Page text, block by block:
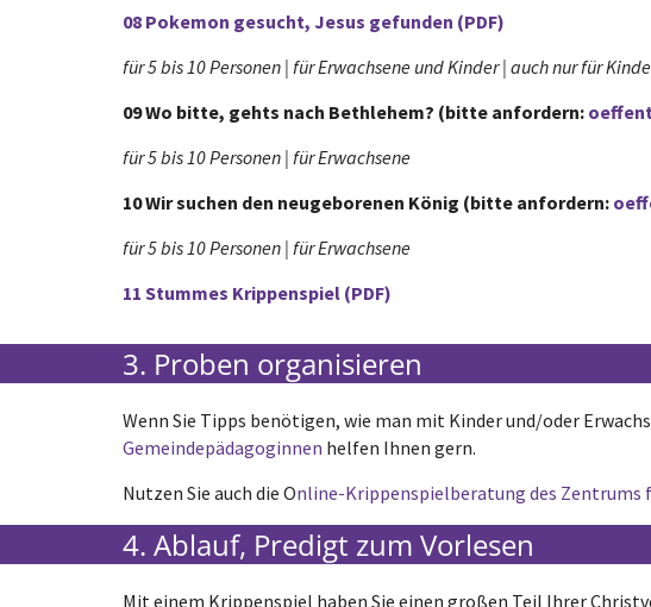
08 Pokemon gesucht, Jesus gefunden (PDF)
für 5 bis 10 Personen | für Erwachsene und Kinder | auch nur für
09 Wo bitte, gehts nach Bethlehem? (bitte anfordern:
für 5 bis 10 Personen | für Erwachsene
10 Wir suchen den neugeborenen König (bitte anfordern:
für 5 bis 10 Personen | für Erwachsene
11 Stummes Krippenspiel (PDF)
3. Proben organisieren
Wenn Sie Tipps benötigen, wie man mit Kinder und/oder
Gemeindepädagoginnen helfen Ihnen gern.
Nutzen Sie auch die Online-Krippenspielberatung des Zentrums
4. Ablauf, Predigt zum Vorlesen
Mit einem Krippenspiel haben Sie einen großen Teil Ihrer